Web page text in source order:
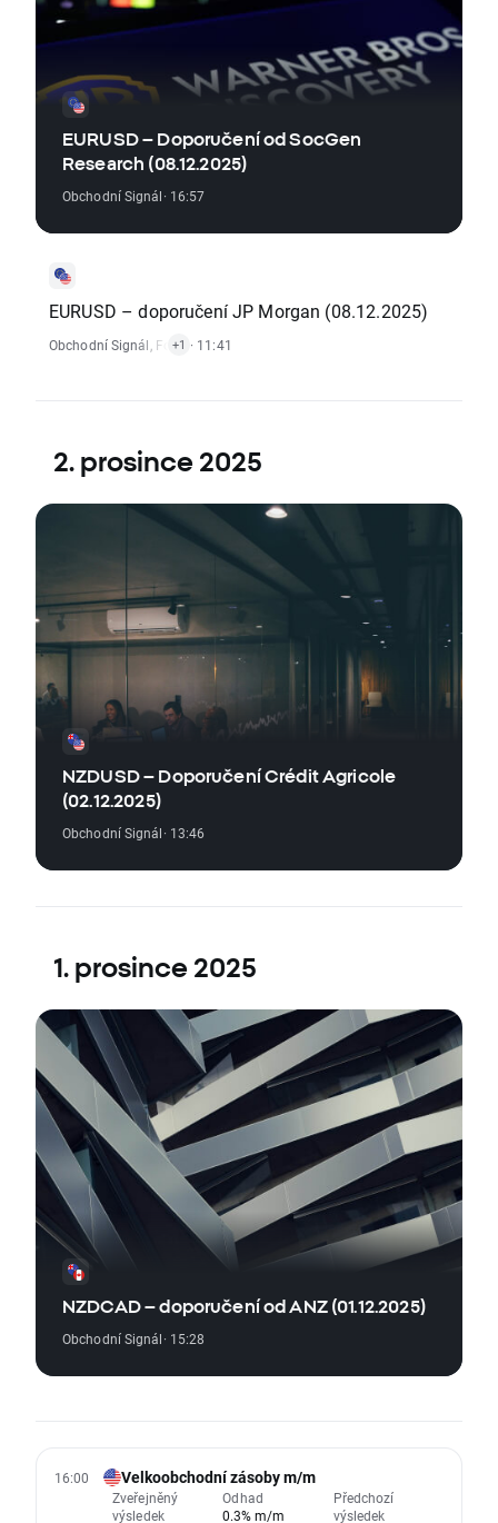
EURUSD – Doporučení od SocGen
Research (08.12.2025)
Obchodní Signál· 16:57
EURUSD – doporučení JP Morgan (08.12.2025)
Obchodní Signál Forexový Trh
+1 · 11:41
2. prosince 2025
NZDUSD – Doporučení Crédit Agricole
(02.12.2025)
Obchodní Signál· 13:46
1. prosince 2025
NZDCAD – doporučení od ANZ (01.12.2025)
Obchodní Signál· 15:28
16:00 Velkoobchodní zásoby m/m
Zveřejněný
výsledek
Odhad
0.3% m/m
Předchozí
výsledek